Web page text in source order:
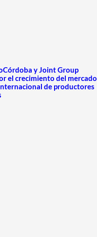
y Joint Group
el crecimiento del mercado
de productores